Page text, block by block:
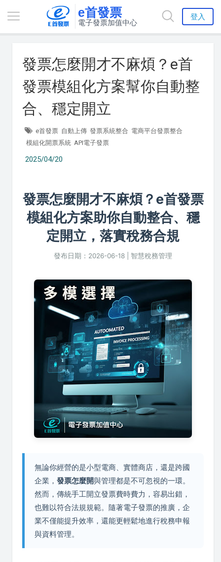
e首發票
電子發票加值中心
登入
發票怎麼開才不麻煩？e首
發票模組化方案幫你自動整
合、穩定開立
e首發票 自動上傳 發票系統整合 電商平台發票整合
模組化開票系統 API電子發票
2025/04/20
發票怎麼開才不麻煩？e首發票
模組化方案助你自動整合、穩
定開立，落實稅務合規
發布日期：2026-06-18 | 智慧稅務管理
無論你經營的是小型電商、實體商店，還是跨國
企業， 發票怎麼開與管理都是不可忽視的一環。
然而，傳統手工開立發票費時費力，容易出錯，
也難以符合法規規範。隨著電子發票的推廣，企
業不僅能提升效率，還能更輕鬆地進行稅務申報
與資料管理。